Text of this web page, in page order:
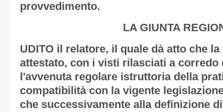
provvedimento.
LA GIUNTA
UDITO il relatore, il quale dà atto che
attestato, con i visti rilasciati a corredo
l'avvenuta regolare istruttoria della
compatibilità con la vigente
che successivamente alla definizione